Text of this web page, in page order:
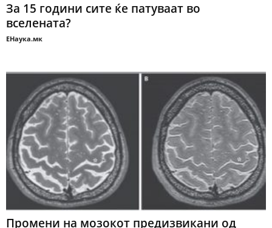
За 15 години сите ќе патуваат во
вселената?
ЕНаука.мк
Промени на мозокот предизвикани од